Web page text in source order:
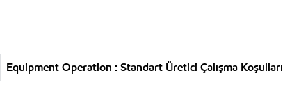
Equipment Operation : Standart Üretici Çalışma Koşulları